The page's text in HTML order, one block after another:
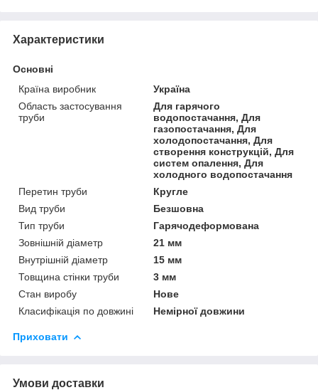
Характеристики
Основні
Країна виробник
Україна
Область застосування
труби
Для гарячого
водопостачання, Для
газопостачання, Для
холодопостачання, Для
створення конструкцій, Для
систем опалення, Для
холодного водопостачання
Перетин труби
Кругле
Вид труби
Безшовна
Тип труби
Гарячодеформована
Зовнішній діаметр
21 мм
Внутрішній діаметр
15 мм
Товщина стінки труби
3 мм
Стан виробу
Нове
Класифікація по довжині
Немірної довжини
Приховати
Умови доставки